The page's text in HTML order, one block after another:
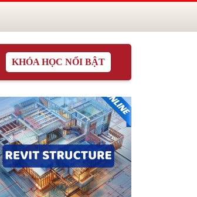
KHÓA HỌC NỔI BẬT